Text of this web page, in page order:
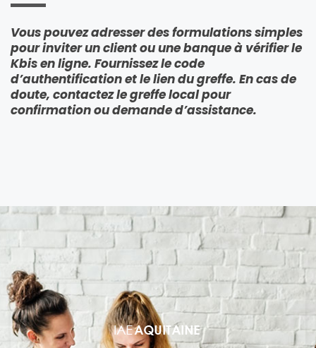
Vous pouvez adresser des formulations simples
pour inviter un client ou une banque à vérifier le
Kbis en ligne. Fournissez le code
d’authentification et le lien du greffe. En cas de
doute, contactez le greffe local pour
confirmation ou demande d’assistance.